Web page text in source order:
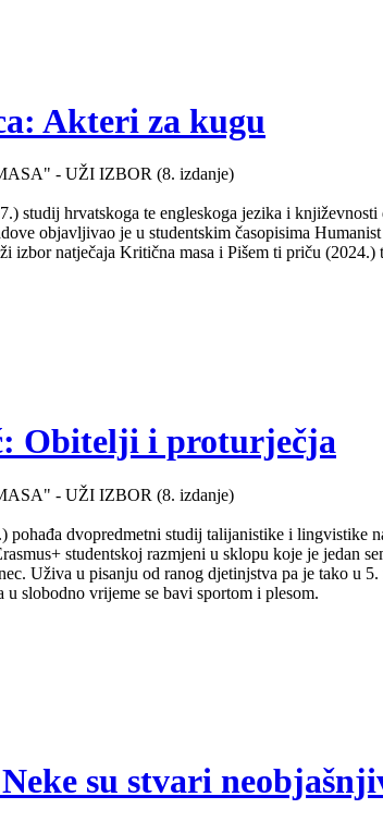
Akteri za kugu
- UŽI IZBOR (8. izdanje)
studij hrvatskoga te engleskoga jezika i
objavljivao je u studentskim časopisima
izbor natječaja Kritična masa i Pišem ti priču
Obitelji i proturječja
- UŽI IZBOR (8. izdanje)
pohađa dvopredmetni studij talijanistike i lingvistike
studentskoj razmjeni u sklopu koje je jedan
Uživa u pisanju od ranog djetinjstva pa je tako u
slobodno vrijeme se bavi sportom i plesom.
su stvari